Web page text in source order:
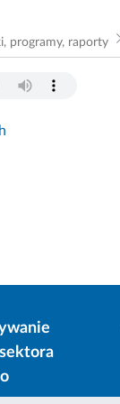
programy, raporty